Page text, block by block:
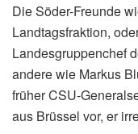
Die Söder-Freunde
Landtagsfraktion,
Landesgruppenchef
andere wie Markus
früher CSU-
aus Brüssel vor, er